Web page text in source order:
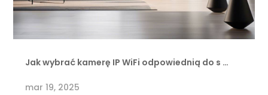
Jak wybrać kamerę IP WiFi odpowiednią do s …
mar 19, 2025